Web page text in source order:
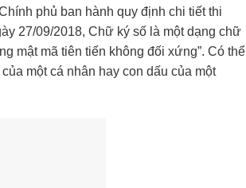
phủ ban hành quy định chi tiết thi
27/09/2018, Chữ ký số là một dạng chữ
mật mã tiên tiến không đối xứng”. Có thể
một cá nhân hay con dấu của một